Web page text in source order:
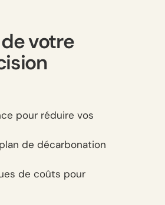
votre
pour réduire vos
de décarbonation
de coûts pour